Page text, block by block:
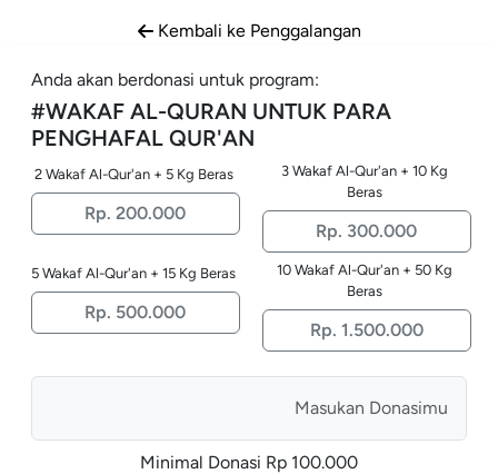
Kembali ke Penggalangan
Anda akan berdonasi untuk program:
#WAKAF AL-QURAN UNTUK PARA
PENGHAFAL QUR'AN
2 Wakaf Al-Qur'an + 5 Kg Beras
Rp. 200.000
3 Wakaf Al-Qur'an + 10 Kg
Beras
Rp. 300.000
5 Wakaf Al-Qur'an + 15 Kg Beras
Rp. 500.000
10 Wakaf Al-Qur'an + 50 Kg
Beras
Rp. 1.500.000
Minimal Donasi Rp 100.000